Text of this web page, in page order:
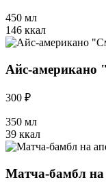
450 мл
146 ккал
Айс-американо
300 ₽
350 мл
39 ккал
Матча-бамбл на